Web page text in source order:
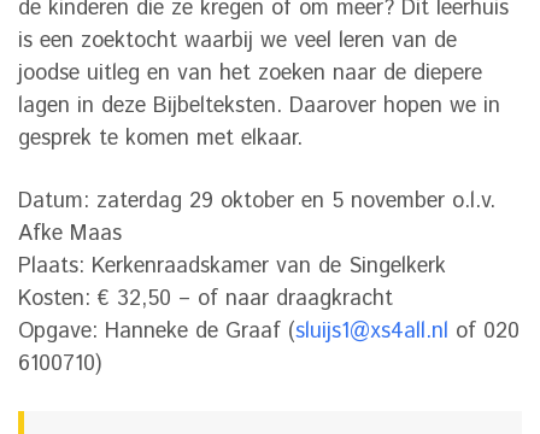
de kinderen die ze kregen of om meer? Dit leerhuis
is een zoektocht waarbij we veel leren van de
joodse uitleg en van het zoeken naar de diepere
lagen in deze Bijbelteksten. Daarover hopen we in
gesprek te komen met elkaar.
Datum: zaterdag 29 oktober en 5 november o.l.v.
Afke Maas
Plaats: Kerkenraadskamer van de Singelkerk
Kosten: € 32,50 – of naar draagkracht
Opgave: Hanneke de Graaf (sluijs1@xs4all.nl of 020
6100710)